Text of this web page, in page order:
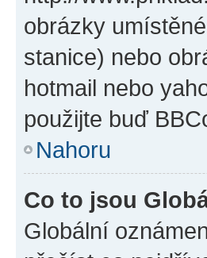
obrázky
stanice) nebo
hotmail nebo
použijte buď
Nahoru
Co to jsou
Globální